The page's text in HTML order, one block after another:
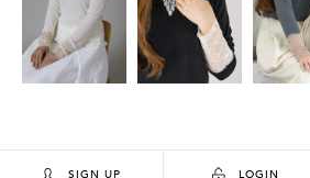
SIGN UP LOGIN